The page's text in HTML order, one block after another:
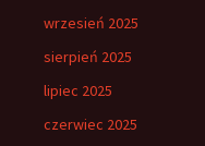
wrzesień 2025
sierpień 2025
lipiec 2025
czerwiec 2025